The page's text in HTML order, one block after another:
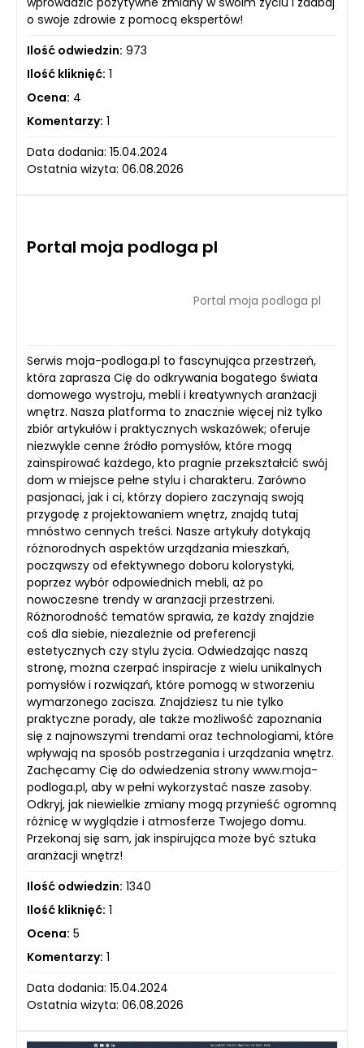
o swoje zdrowie z pomocą ekspertów!
Ilość odwiedzin: 973
Ilość kliknięć: 1
Ocena: 4
Komentarzy: 1
Data dodania: 15.04.2024
Ostatnia wizyta: 06.08.2026
Portal moja podloga pl
Portal moja podloga pl
Serwis moja-podloga.pl to fascynująca przestrzeń,
która zaprasza Cię do odkrywania bogatego świata
domowego wystroju, mebli i kreatywnych aranżacji
wnętrz. Nasza platforma to znacznie więcej niż tylko
zbiór artykułów i praktycznych wskazówek; oferuje
niezwykle cenne źródło pomysłów, które mogą
zainspirować każdego, kto pragnie przekształcić swój
dom w miejsce pełne stylu i charakteru. Zarówno
pasjonaci, jak i ci, którzy dopiero zaczynają swoją
przygodę z projektowaniem wnętrz, znajdą tutaj
mnóstwo cennych treści. Nasze artykuły dotykają
różnorodnych aspektów urządzania mieszkań,
począwszy od efektywnego doboru kolorystyki,
poprzez wybór odpowiednich mebli, aż po
nowoczesne trendy w aranżacji przestrzeni.
Różnorodność tematów sprawia, że każdy znajdzie
coś dla siebie, niezależnie od preferencji
estetycznych czy stylu życia. Odwiedzając naszą
stronę, można czerpać inspiracje z wielu unikalnych
pomysłów i rozwiązań, które pomogą w stworzeniu
wymarzonego zacisza. Znajdziesz tu nie tylko
praktyczne porady, ale także możliwość zapoznania
się z najnowszymi trendami oraz technologiami, które
wpływają na sposób postrzegania i urządzania wnętrz.
Zachęcamy Cię do odwiedzenia strony www.moja-
podloga.pl, aby w pełni wykorzystać nasze zasoby.
Odkryj, jak niewielkie zmiany mogą przynieść ogromną
różnicę w wyglądzie i atmosferze Twojego domu.
Przekonaj się sam, jak inspirująca może być sztuka
aranżacji wnętrz!
Ilość odwiedzin: 1340
Ilość kliknięć: 1
Ocena: 5
Komentarzy: 1
Data dodania: 15.04.2024
Ostatnia wizyta: 06.08.2026